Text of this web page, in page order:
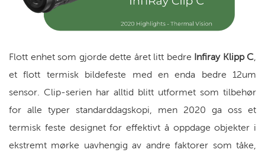
Flott enhet som gjorde dette året litt bedre Infiray Klipp C
et flott termisk bildefeste med en enda bedre 12um
sensor. Clip-serien har alltid blitt utformet som tilbehør
for alle typer standarddagskopi, men 2020 ga oss et
termisk feste designet for effektivt å oppdage objekter i
ekstremt mørke uavhengig av andre faktorer som tåke,